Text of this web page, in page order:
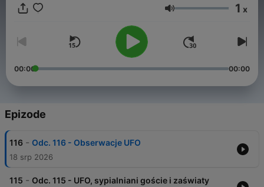
Glasnoća 1 x
00:00 00:00
Epizode
116 - Odc. 116 - Obserwacje UFO
18 srp 2026
115 - Odc. 115 - UFO, sypialniani goście i zaświaty